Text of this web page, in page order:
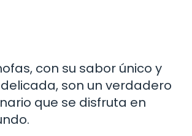
con su sabor único y
son un verdadero
que se disfruta en